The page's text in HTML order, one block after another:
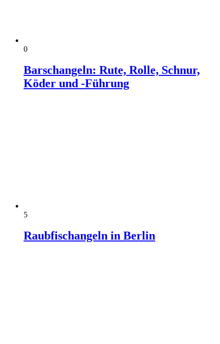
0
Barschangeln: Rute, Rolle, Schnur,
Köder und ‑Führung
5
Raubfischangeln in Berlin